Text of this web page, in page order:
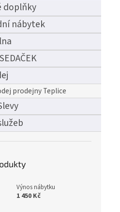
doplňky
nábytek
prodejny Teplice
Výnos nábytku
1 450 Kč